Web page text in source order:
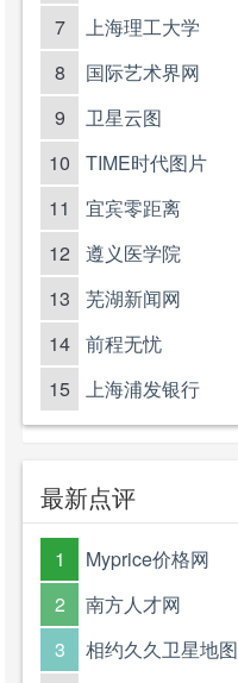
7 上海理工大学
8 国际艺术界网
9 卫星云图
10 TIME时代图片
11 宜宾零距离
12 遵义医学院
13 芜湖新闻网
14 前程无忧
15 上海浦发银行
最新点评
1 Myprice价格网
2 南方人才网
3 相约久久卫星地图